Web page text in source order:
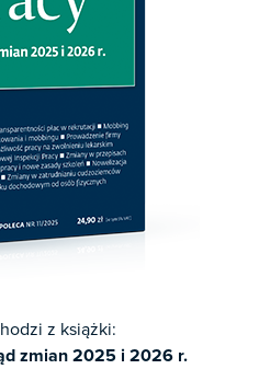
z książki:
zmian 2025 i 2026 r.